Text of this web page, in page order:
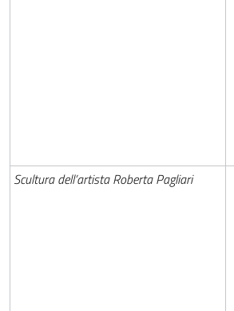
Scultura dell’artista Roberta Pagliari